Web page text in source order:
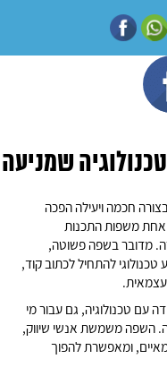
חכמה ויעילה הפכה
אחת משפות התכנות
מדובר בשפה פשוטה,
להתחיל לכתוב קוד,
עצמאית.
עם טכנולוגיה, גם עבור מי
השפה משמשת אנשי שיווק,
ומאפשרת להפוך